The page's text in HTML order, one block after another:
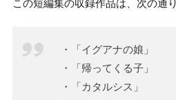
「カタルシス」あらすじ・感想
「午後の日射し」あらすじ・感想
この短編集の収録作品は、次の通
・「イグアナの娘」
・「帰ってくる子」
・「カタルシス」